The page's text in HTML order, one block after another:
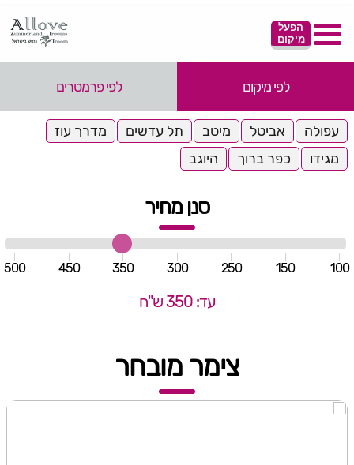
הפעל
מיקום
לפי מיקום לפי פרמטרים
עפולה אביטל מיטב תל עדשים
מדרך עוז
מגידו
כפר ברוך היוגב
סנן מחיר
100
150
250
300
350
450
500
עד: 350 ש"ח
צימר מובחר